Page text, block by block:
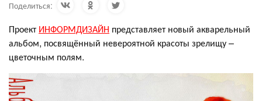
Поделиться:
Проект ИНФОРМДИЗАЙН представляет новый акварельный
альбом, посвящённый невероятной красоты зрелищу –
цветочным полям.